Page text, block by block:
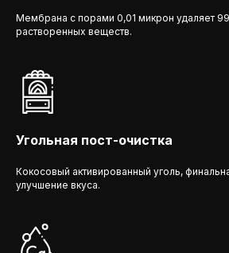
Мембрана с порами 0,01 микрон удаляет
растворенных веществ.
Угольная пост-очистка
Кокосовый активированный уголь,
улучшение вкуса.